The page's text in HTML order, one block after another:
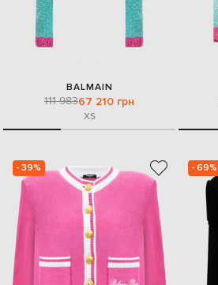
BALMAIN
111 98367 210 грн
XS
- 39% - 69%